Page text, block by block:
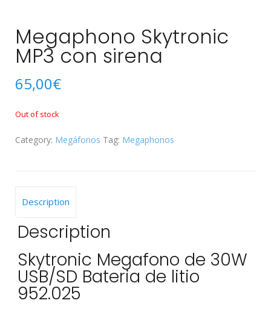
Megaphono Skytronic
MP3 con sirena
65,00€
Out of stock
Category: Megáfonos Tag: Megaphonos
Description
Description
Skytronic Megafono de 30W
USB/SD Bateria de litio
952.025